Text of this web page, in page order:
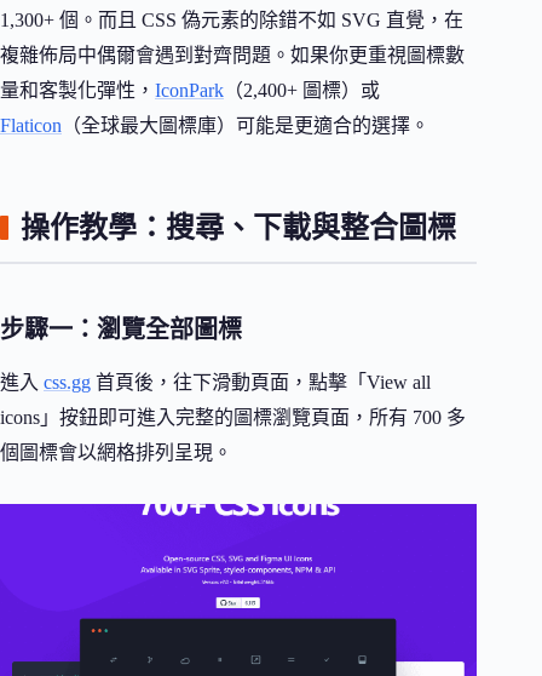
1,300+ 個。而且 CSS 偽元素的除錯不如 SVG 直覺，在
複雜佈局中偶爾會遇到對齊問題。如果你更重視圖標數
量和客製化彈性， IconPark （2,400+ 圖標）或
Flaticon （全球最大圖標庫）可能是更適合的選擇。
操作教學：搜尋、下載與整合圖標
步驟一：瀏覽全部圖標
進入 css.gg 首頁後，往下滑動頁面，點擊「View all
icons」按鈕即可進入完整的圖標瀏覽頁面，所有 700 多
個圖標會以網格排列呈現。